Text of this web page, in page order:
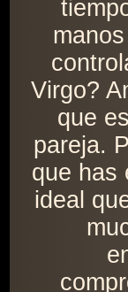
Virgo?
que
pareja.
que has
ideal